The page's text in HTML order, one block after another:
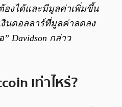
องได้และมีมูลค่าเพิ่มขึ้น
งินดอลลาร์ที่มูลค่าลดลง
” Davidson กล่าว
เท่าไหร่?